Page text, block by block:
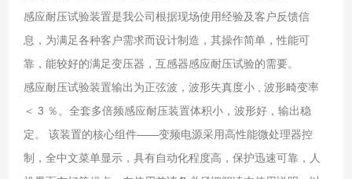
感应耐压试验装置是我公司根据现场使用经验及客户反馈信
息，为满足各种客户需求而设计制造，其操作简单，性能可
靠，能较好的满足变压器，互感器感应耐压试验的需要。
感应耐压试验装置输出为正弦波，波形失真度小 , 波形畸变率
＜ 3 ％。全套多倍频感应耐压装置体积小，波形好，输出稳
定。 该装置的核心组件——变频电源采用高性能微处理器控
制，全中文菜单显示，具有自动化程度高，保护迅速可靠，人